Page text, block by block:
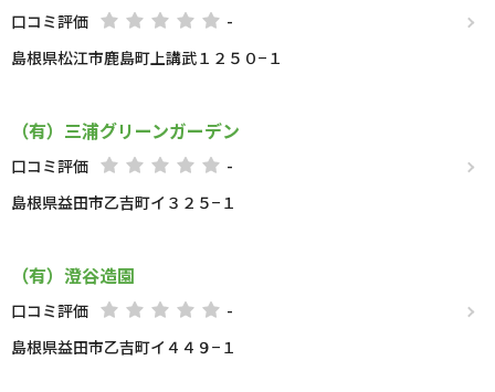
口コミ評価
-
島根県松江市鹿島町上講武１２５０−１
（有）三浦グリーンガーデン
口コミ評価
-
島根県益田市乙吉町イ３２５−１
（有）澄谷造園
口コミ評価
-
島根県益田市乙吉町イ４４９−１